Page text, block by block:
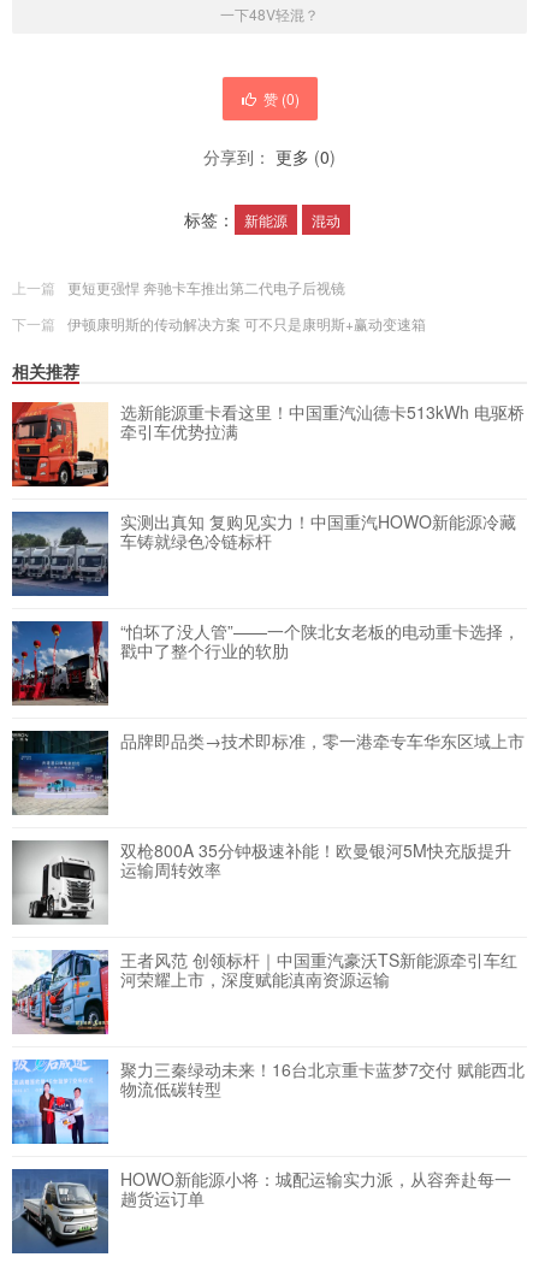
一下48V轻混？
赞 (0)
分享到： 更多 (0)
标签： 新能源 混动
上一篇
更短更强悍 奔驰卡车推出第二代电子后视镜
下一篇
伊顿康明斯的传动解决方案 可不只是康明斯+赢动变速箱
相关推荐
选新能源重卡看这里！中国重汽汕德卡513kWh 电驱桥
牵引车优势拉满
实测出真知 复购见实力！中国重汽HOWO新能源冷藏
车铸就绿色冷链标杆
“怕坏了没人管”——一个陕北女老板的电动重卡选择，
戳中了整个行业的软肋
品牌即品类→技术即标准，零一港牵专车华东区域上市
双枪800A 35分钟极速补能！欧曼银河5M快充版提升
运输周转效率
王者风范 创领标杆｜中国重汽豪沃TS新能源牵引车红
河荣耀上市，深度赋能滇南资源运输
聚力三秦绿动未来！16台北京重卡蓝梦7交付 赋能西北
物流低碳转型
HOWO新能源小将：城配运输实力派，从容奔赴每一
趟货运订单